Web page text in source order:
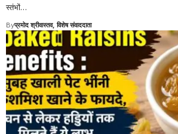
स्तंभों…
Byप्रमोद श्रीवास्तव, विशेष संवाददाता